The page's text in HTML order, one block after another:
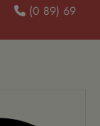
(0 89) 69